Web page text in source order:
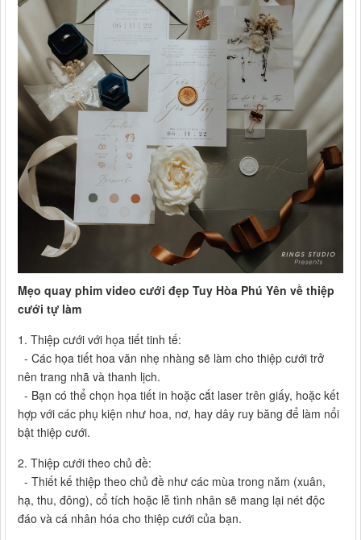
Mẹo quay phim video cưới đẹp Tuy Hòa Phú Yên về thiệp
cưới tự làm
1. Thiệp cưới với họa tiết tinh tế:
- Các họa tiết hoa văn nhẹ nhàng sẽ làm cho thiệp cưới trở
nên trang nhã và thanh lịch.
- Bạn có thể chọn họa tiết in hoặc cắt laser trên giấy, hoặc kết
hợp với các phụ kiện như hoa, nơ, hay dây ruy băng để làm nổi
bật thiệp cưới.
2. Thiệp cưới theo chủ đề:
- Thiết kế thiệp theo chủ đề như các mùa trong năm (xuân,
hạ, thu, đông), cổ tích hoặc lễ tình nhân sẽ mang lại nét độc
đáo và cá nhân hóa cho thiệp cưới của bạn.